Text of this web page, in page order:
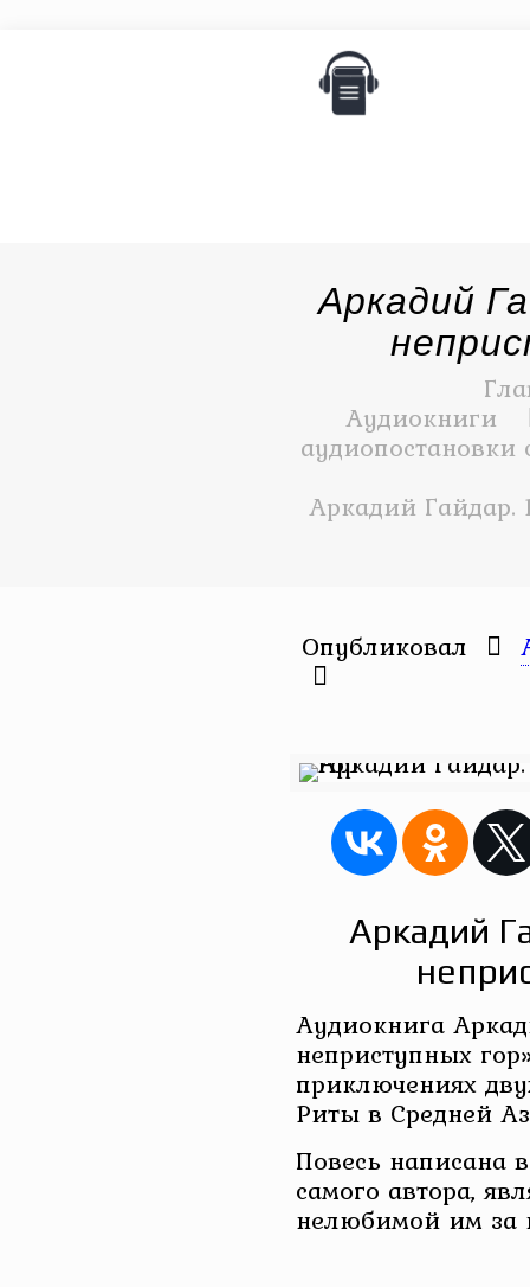
Аркадий
Аудиокниги
аудиопостановки
Аркадий Гайдар.
Опубликовал
Аркадий
Аудиокнига
неприступных
приключениях
Риты в Средней
Повесь написана
самого автора,
нелюбимой им за